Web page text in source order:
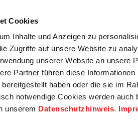
Cookies
Inhalte und Anzeigen zu
Zugriffe auf unsere Website zu
unserer Website an unsere
Partner führen diese
haben oder die sie im
notwendige Cookies werden
unserem Datenschutzhinweis.
Startseite
Wirtschaft / Wohnen